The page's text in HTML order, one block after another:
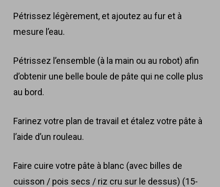
Pétrissez légèrement, et ajoutez au fur et à
mesure l’eau.
Pétrissez l’ensemble (à la main ou au robot) afin
d’obtenir une belle boule de pâte qui ne colle plus
au bord.
Farinez votre plan de travail et étalez votre pâte à
l’aide d’un rouleau.
Faire cuire votre pâte à blanc (avec billes de
cuisson / pois secs / riz cru sur le dessus) (15-